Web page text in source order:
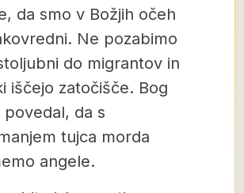
da smo v Božjih očeh
Ne pozabimo
do migrantov in
iščejo zatočišče. Bog
povedal, da s
tujca morda
angele.